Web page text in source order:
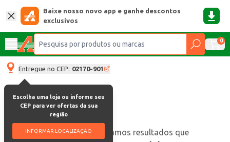
Baixe nosso novo app e ganhe descontos
exclusivos
0
Entregue no CEP: 02170-901
Escolha uma loja ou informe seu
CEP para ver ofertas da sua
região
INFORMAR LOCALIZAÇÃO
oops, não encontramos resultados que